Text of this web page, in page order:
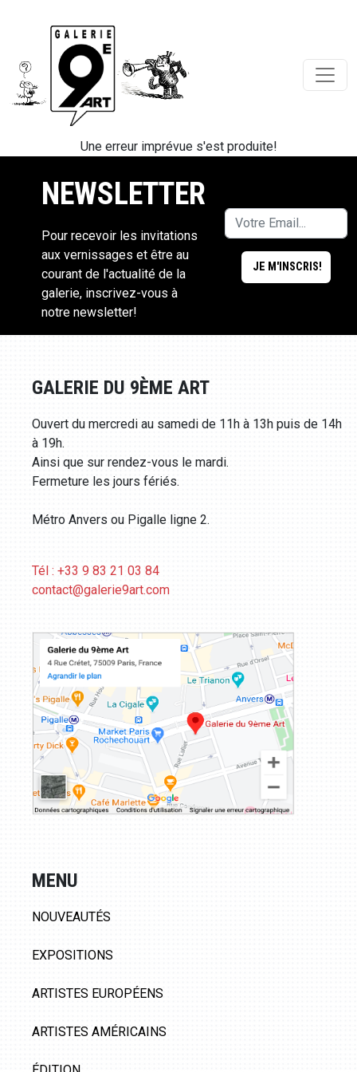
Une erreur imprévue s'est produite!
NEWSLETTER
Pour recevoir les invitations
aux vernissages et être au
courant de l'actualité de la
galerie, inscrivez-vous à
notre newsletter!
GALERIE DU 9ÈME ART
Ouvert du mercredi au samedi de 11h à 13h puis de 14h
à 19h.
Ainsi que sur rendez-vous le mardi.
Fermeture les jours fériés.
Métro Anvers ou Pigalle ligne 2.
Tél : +33 9 83 21 03 84
contact@galerie9art.com
MENU
NOUVEAUTÉS
EXPOSITIONS
ARTISTES EUROPÉENS
ARTISTES AMÉRICAINS